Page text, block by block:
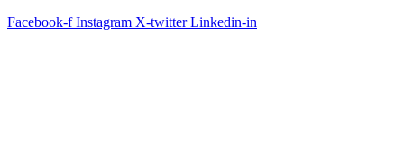
Facebook-f Instagram X-twitter Linkedin-in